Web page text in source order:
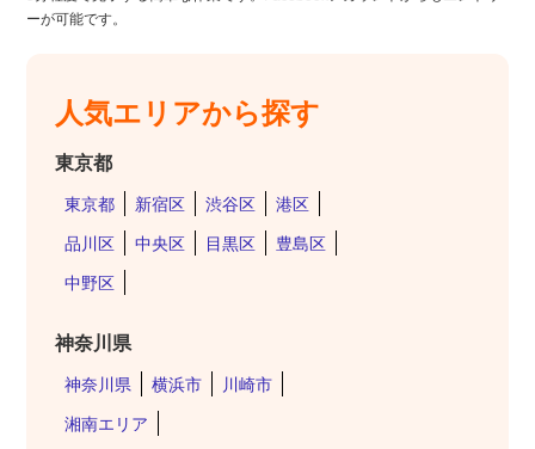
ーが可能です。
人気エリアから探す
東京都
東京都 新宿区 渋谷区
港区
品川区
中央区 目黒区
豊島区
中野区
神奈川県
神奈川県 横浜市
川崎市
湘南エリア